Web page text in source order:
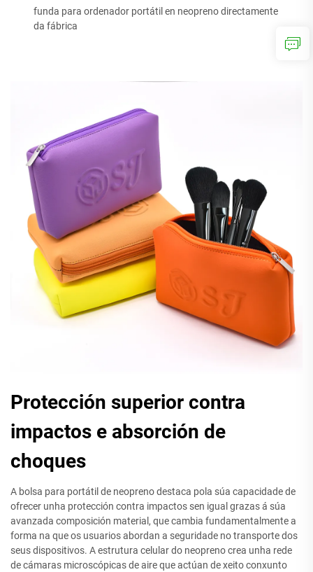
funda para ordenador portátil en neopreno directamente
da fábrica
Protección superior contra
impactos e absorción de
choques
A bolsa para portátil de neopreno destaca pola súa capacidade de
ofrecer unha protección contra impactos sen igual grazas á súa
avanzada composición material, que cambia fundamentalmente a
forma na que os usuarios abordan a seguridade no transporte dos
seus dispositivos. A estrutura celular do neopreno crea unha rede
de cámaras microscópicas de aire que actúan de xeito conxunto